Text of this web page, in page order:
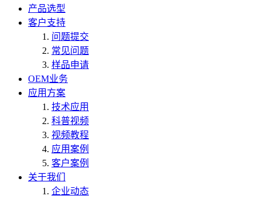
产品选型
客户支持
问题提交
常见问题
样品申请
OEM业务
应用方案
技术应用
科普视频
视频教程
应用案例
客户案例
关于我们
企业动态